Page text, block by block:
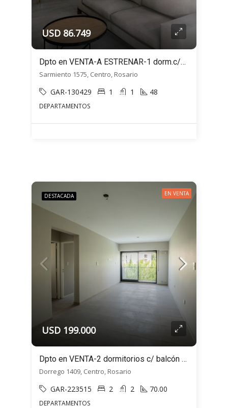
USD 86.749
Dpto en VENTA-A ESTRENAR-1 dorm.c/balcón-MONET32-Sarmiento 1500, Centro, Rosario
Sarmiento 1575, Centro, Rosario
GAR-130429 1 1 48
DEPARTAMENTOS
DESTACADA EN VENTA
USD 199.000
Dpto en VENTA-2 dormitorios c/ balcón al FRENTE- Dorrego 1409- Rosario, Santa Fe
Dorrego 1409, Centro, Rosario
GAR-223515 2 2 70.00
DEPARTAMENTOS